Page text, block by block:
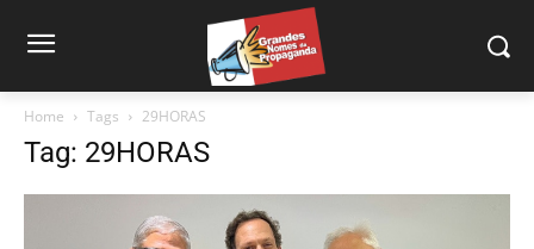
Home Tags 29HORAS
Tag: 29HORAS